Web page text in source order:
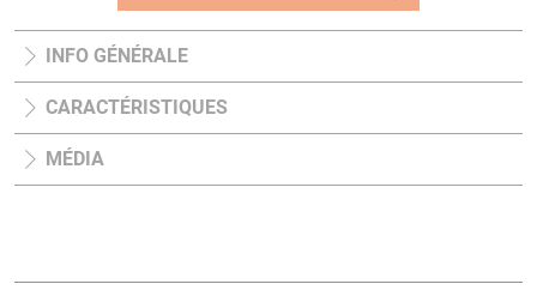
INFO GÉNÉRALE
CARACTÉRISTIQUES
MÉDIA